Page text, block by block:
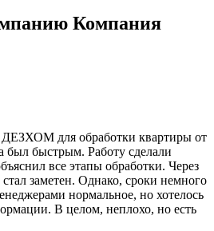
Компания
для обработки квартиры от
был быстрым. Работу сделали
все этапы обработки. Через
стал заметен. Однако, сроки немного
нормальное, но хотелось
В целом, неплохо, но есть